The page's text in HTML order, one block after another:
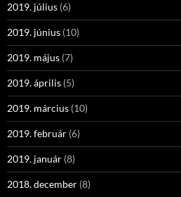
2019. július (6)
2019. június (10)
2019. május (7)
2019. április (5)
2019. március (10)
2019. február (6)
2019. január (8)
2018. december (8)